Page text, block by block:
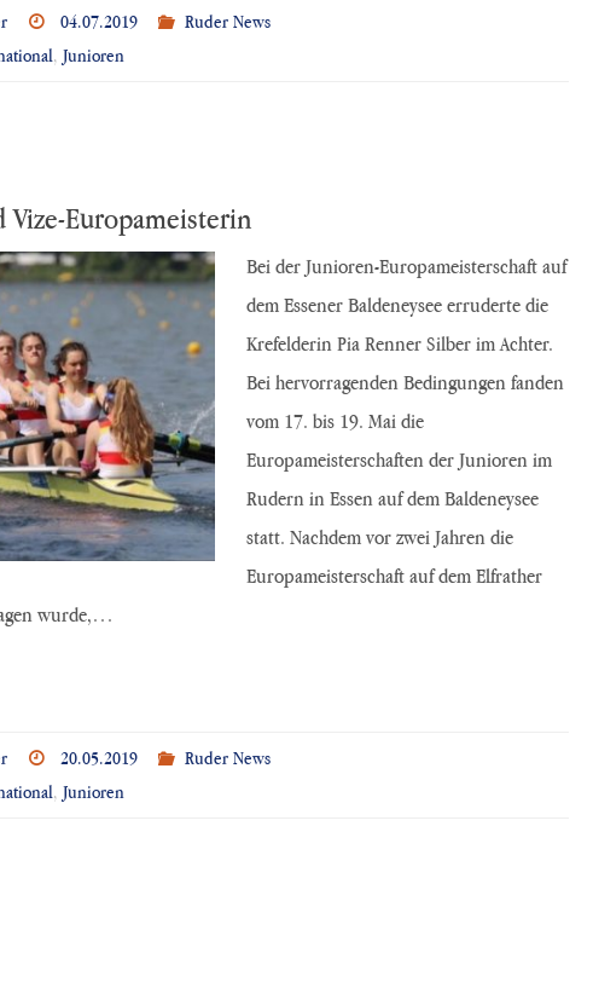
04.07.2019
Ruder News
, Junioren
Vize-Europameisterin
Bei der Junioren-Europameisterschaft auf
dem Essener Baldeneysee erruderte die
Krefelderin Pia Renner Silber im Achter.
Bei hervorragenden Bedingungen fanden
vom 17. bis 19. Mai die
Europameisterschaften der Junioren im
Rudern in Essen auf dem Baldeneysee
statt. Nachdem vor zwei Jahren die
Europameisterschaft auf dem Elfrather
wurde,…
20.05.2019
Ruder News
, Junioren